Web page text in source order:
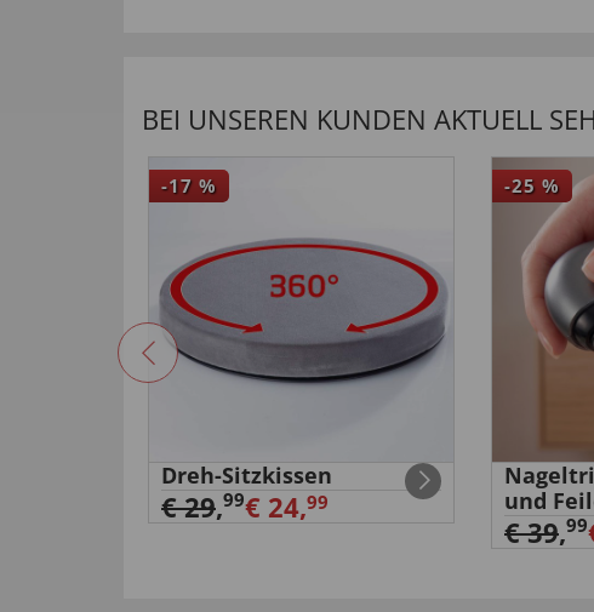
BEI UNSEREN KUNDEN AKTUELL
-17 %
Dreh-Sitzkissen
€ 29,99€ 24,99
-25 %
und
€ 39,99